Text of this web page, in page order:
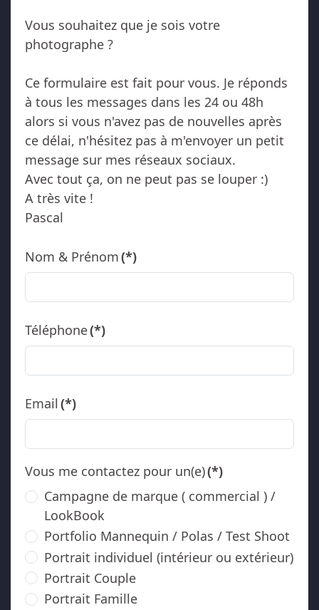
Vous souhaitez que je sois votre
photographe ?
Ce formulaire est fait pour vous. ​Je réponds
à tous les messages dans les 24 ou 48h
alors si vous n'avez pas de nouvelles après
ce délai, n'hésitez pas à m'envoyer un petit
message sur mes réseaux sociaux.
Avec tout ça, on ne peut pas se louper :)​
A très vite !
Pascal
Nom & Prénom(*)
Téléphone(*)
Email (*)
Vous me contactez pour un(e)(*)
Campagne de marque ( commercial ) /
LookBook
Portfolio Mannequin / Polas / Test Shoot
Portrait individuel (intérieur ou extérieur)
Portrait Couple
Portrait Famille